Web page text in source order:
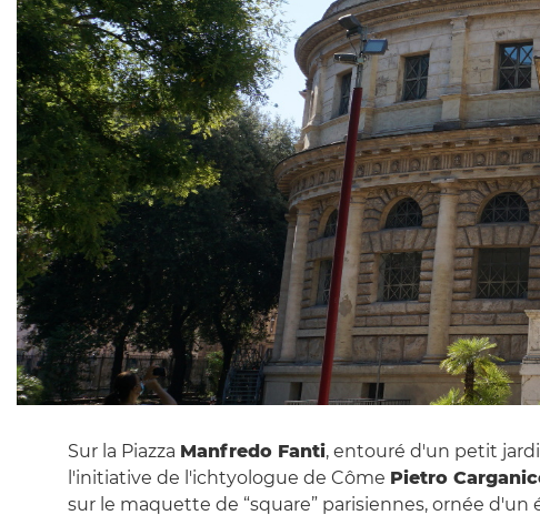
Sur la Piazza Manfredo Fanti, entouré d'un petit
l'initiative de l'ichtyologue de Côme Pietro
sur le maquette de “square” parisiennes, ornée